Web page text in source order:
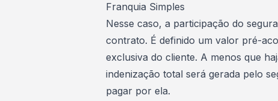
Franquia Simples
Nesse caso, a participação do
contrato. É definido um valor pré-
exclusiva do cliente. A menos que
indenização total será gerada pelo
pagar por ela.